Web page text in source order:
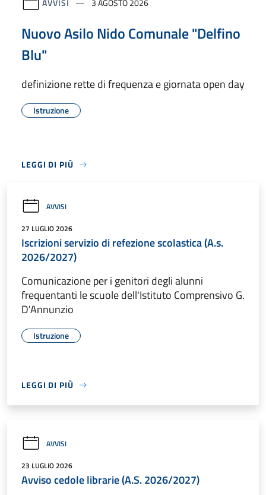
Nuovo Asilo Nido Comunale "Delfino
Blu"
definizione rette di frequenza e giornata open day
Istruzione
LEGGI DI PIÙ
AVVISI
27 LUGLIO 2026
Iscrizioni servizio di refezione scolastica (A.s.
2026/2027)
Comunicazione per i genitori degli alunni
frequentanti le scuole dell'Istituto Comprensivo G.
D'Annunzio
Istruzione
LEGGI DI PIÙ
AVVISI
23 LUGLIO 2026
Avviso cedole librarie (A.S. 2026/2027)